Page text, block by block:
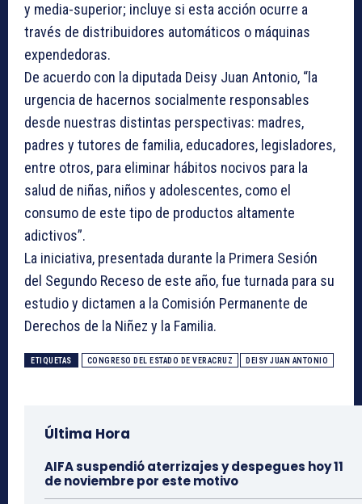
y media-superior; incluye si esta acción ocurre a
través de distribuidores automáticos o máquinas
expendedoras.
De acuerdo con la diputada Deisy Juan Antonio, “la
urgencia de hacernos socialmente responsables
desde nuestras distintas perspectivas: madres,
padres y tutores de familia, educadores, legisladores,
entre otros, para eliminar hábitos nocivos para la
salud de niñas, niños y adolescentes, como el
consumo de este tipo de productos altamente
adictivos”.
La iniciativa, presentada durante la Primera Sesión
del Segundo Receso de este año, fue turnada para su
estudio y dictamen a la Comisión Permanente de
Derechos de la Niñez y la Familia.
ETIQUETAS CONGRESO DEL ESTADO DE VERACRUZ DEISY JUAN ANTONIO
Última Hora
AIFA suspendió aterrizajes y despegues hoy 11
de noviembre por este motivo